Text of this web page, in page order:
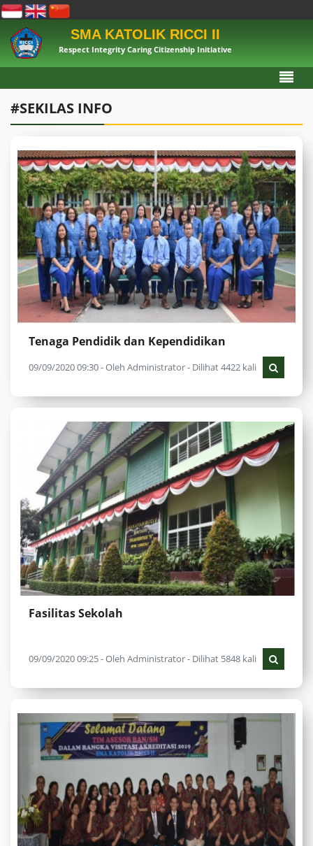
SMA KATOLIK RICCI II
Respect Integrity Caring Citizenship Initiative
#SEKILAS INFO
Tenaga Pendidik dan Kependidikan
09/09/2020 09:30 - Oleh Administrator - Dilihat 4422 kali
Fasilitas Sekolah
09/09/2020 09:25 - Oleh Administrator - Dilihat 5848 kali